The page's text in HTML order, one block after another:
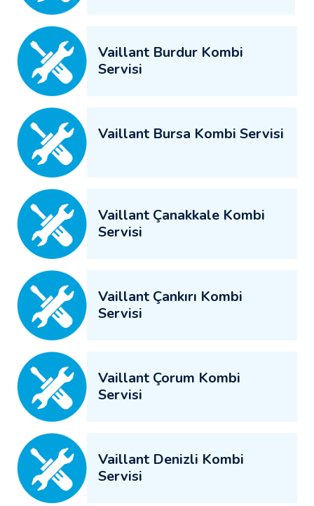
Vaillant Burdur Kombi
Servisi
Vaillant Bursa Kombi Servisi
Vaillant Çanakkale Kombi
Servisi
Vaillant Çankırı Kombi
Servisi
Vaillant Çorum Kombi
Servisi
Vaillant Denizli Kombi
Servisi